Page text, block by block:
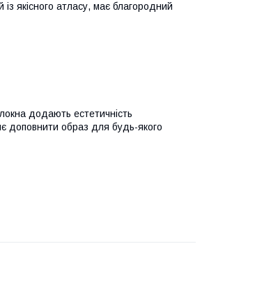
якісного атласу, має благородний
додають естетичність
доповнити образ для будь-якого